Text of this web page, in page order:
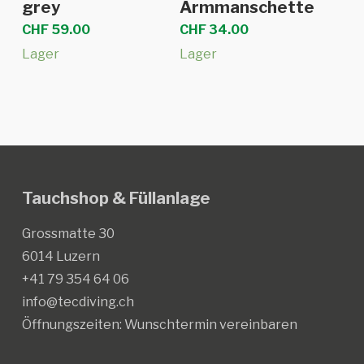
gewählt
weist
mehrere
der
Produktseite
gewählt
werden
grey
CHF59.00
Lager
weist
mehrere
der
Armmanschette
CHF34.00
Lager
Tauchshop & Füllanlage
Grossmatte 30
6014 Luzern
+41 79 354 64 06
info@tecdiving.ch
Öffnungszeiten: Wunschtermin vereinbaren